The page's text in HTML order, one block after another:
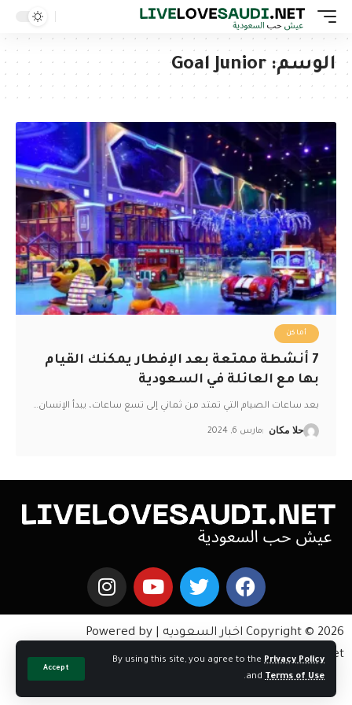
By using this site, you agree to the Privacy Policy
and Terms of Use
.
Accept
الوسم: Goal Junior
أماكن
7 أنشطة ممتعة بعد الإفطار يمكنك القيام
بها مع العائلة في السعودية
بعد ساعات الصيام التي تمتد من ثماني إلى تسع ساعات، يبدأ الإنسان…
حلا مكان مارس 6, 2024
Copyright © 2026 اخبار السعوديه | Powered by
livelovesaudi.net